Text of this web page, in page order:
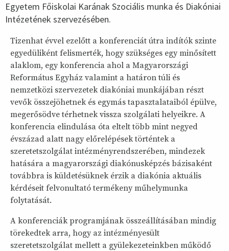
Egyetem Főiskolai Karának Szociális munka és Diakóniai
Intézetének szervezésében.
Tizenhat évvel ezelőtt a konferenciát útra indítók szinte
egyedüliként felismerték, hogy szükséges egy minősített
alaklom, egy konferencia ahol a Magyarországi
Református Egyház valamint a határon túli és
nemzetközi szervezetek diakóniai munkájában részt
vevők összejöhetnek és egymás tapasztalataiból épülve,
megerősödve térhetnek vissza szolgálati helyeikre. A
konferencia elindulása óta eltelt több mint negyed
évszázad alatt nagy előrelépések történtek a
szeretetszolgálat intézményrendszerében, mindezek
hatására a magyarországi diakónusképzés bázisaként
továbbra is küldetésüknek érzik a diakónia aktuális
kérdéseit felvonultató termékeny műhelymunka
folytatását.
A konferenciák programjának összeállításában mindig
törekedtek arra, hogy az intézményesült
szeretetszolgálat mellett a gyülekezeteinkben működő